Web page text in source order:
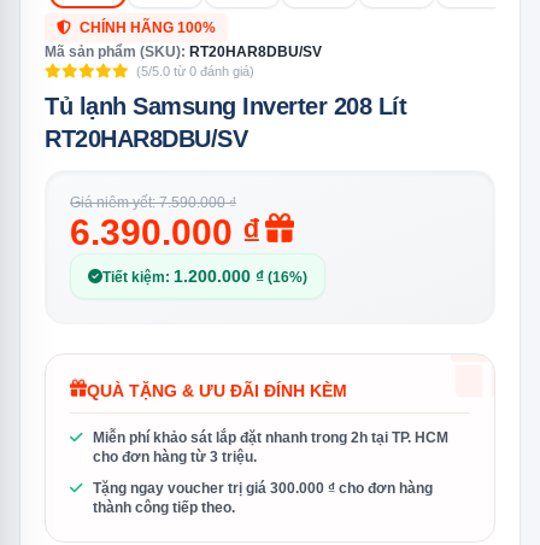
CHÍNH HÃNG 100%
Mã sản phẩm (SKU): RT20HAR8DBU/SV
(5/5.0 từ 0 đánh giá)
Tủ lạnh Samsung Inverter 208 Lít
RT20HAR8DBU/SV
Giá niêm yết: 7.590.000 ₫
6.390.000 ₫
Tiết kiệm: 1.200.000 ₫ (16%)
QUÀ TẶNG & ƯU ĐÃI ĐÍNH KÈM
Miễn phí khảo sát lắp đặt nhanh trong 2h tại TP. HCM
cho đơn hàng từ 3 triệu.
Tặng ngay voucher trị giá 300.000 ₫ cho đơn hàng
thành công tiếp theo.